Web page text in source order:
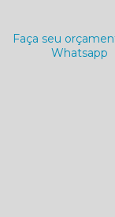
Faça seu
Whatsapp